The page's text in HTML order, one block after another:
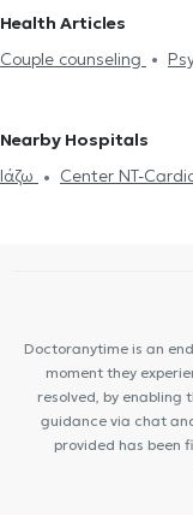
counseling
Health Articles
Couple counseling
Nearby Hospitals
Ιάζω
Center NT-
Doctoranytime is an
moment they
resolved, by enabling
guidance via chat
provided has been